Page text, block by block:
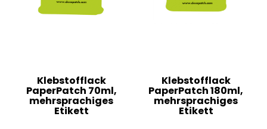
Klebstofflack
PaperPatch 70ml,
mehrsprachiges
Etikett
Klebstofflack
PaperPatch 180ml,
mehrsprachiges
Etikett